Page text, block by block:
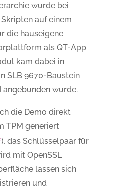
wurde bei
auf einem
die hauseigene
als QT-App
kam dabei in
SLB 9670-Baustein
angebunden wurde.
die Demo direkt
TPM generiert
), das Schlüsselpaar für
mit OpenSSL
lassen sich
und